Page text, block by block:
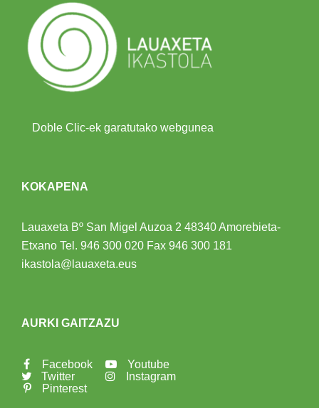
Doble Clic-ek garatutako webgunea
KOKAPENA
Lauaxeta Bº San Migel Auzoa 2 48340 Amorebieta-
Etxano Tel. 946 300 020 Fax 946 300 181
ikastola@lauaxeta.eus
AURKI GAITZAZU
Facebook
Twitter
Pinterest
Youtube
Instagram